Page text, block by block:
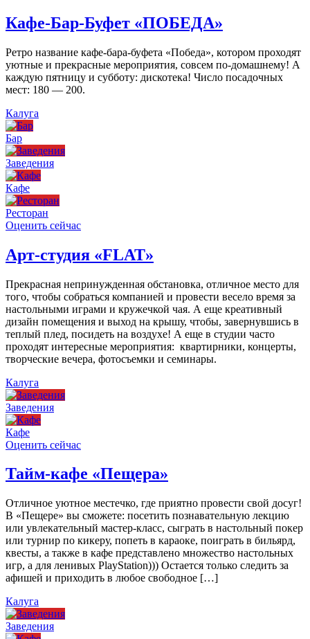
Кафе-Бар-Буфет «ПОБЕДА»
Ретро название кафе-бара-буфета «Победа», котором проходят
уютные и прекрасные мероприятия, совсем по-домашнему! А
каждую пятницу и субботу: дискотека! Число посадочных
мест: 180 — 200.
Калуга
Бар
Заведения
Кафе
Ресторан
Оценить сейчас
Арт-студия «FLAT»
Прекрасная непринужденная обстановка, отличное место для
того, чтобы собраться компанией и провести весело время за
настольными играми и кружечкой чая. А еще креативный
дизайн помещения и выход на крышу, чтобы, завернувшись в
теплый плед, посидеть на воздухе! А еще в студии часто
проходят интересные мероприятия: квартирники, концерты,
творческие вечера, фотосъемки и семинары.
Калуга
Заведения
Кафе
Оценить сейчас
Тайм-кафе «Пещера»
Отличное уютное местечко, где приятно провести свой досуг!
В «Пещере» вы сможете: посетить познавательную лекцию
или увлекательный мастер-класс, сыграть в настольный покер
или турнир по кикеру, попеть в караоке, поиграть в бильярд,
квесты, а также в кафе представлено множество настольных
игр, а для ленивых PlayStation))) Остается только следить за
афишей и приходить в любое свободное […]
Калуга
Заведения